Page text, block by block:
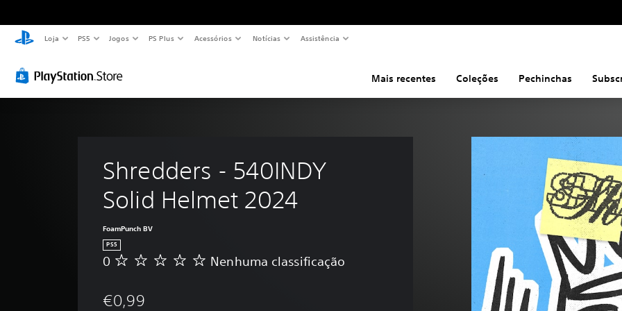
Loja PS5 Jogos PS Plus Acessórios Notícias Assistência
Mais recentes Coleções Pechinchas
Shredders - 540INDY
Solid Helmet 2024
FoamPunch BV
PS5
N
h
0 Nenhuma classificação
€0,99